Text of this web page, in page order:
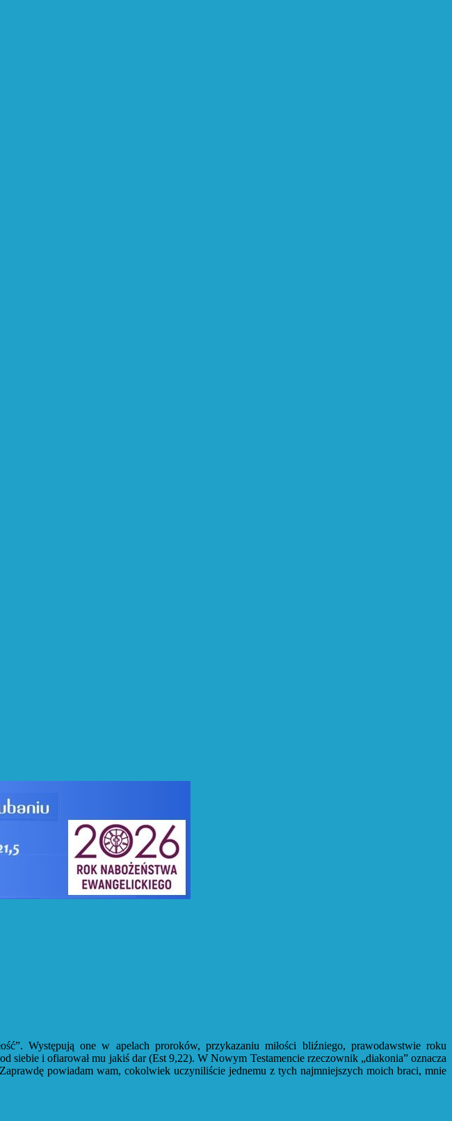
Występują one w apelach proroków, przykazaniu miłości bliźniego, prawodawstwie roku
siebie i ofiarował mu jakiś dar (Est 9,22). W Nowym Testamencie rzeczownik „diakonia” oznacza
powiadam wam, cokolwiek uczyniliście jednemu z tych najmniejszych moich braci, mnie